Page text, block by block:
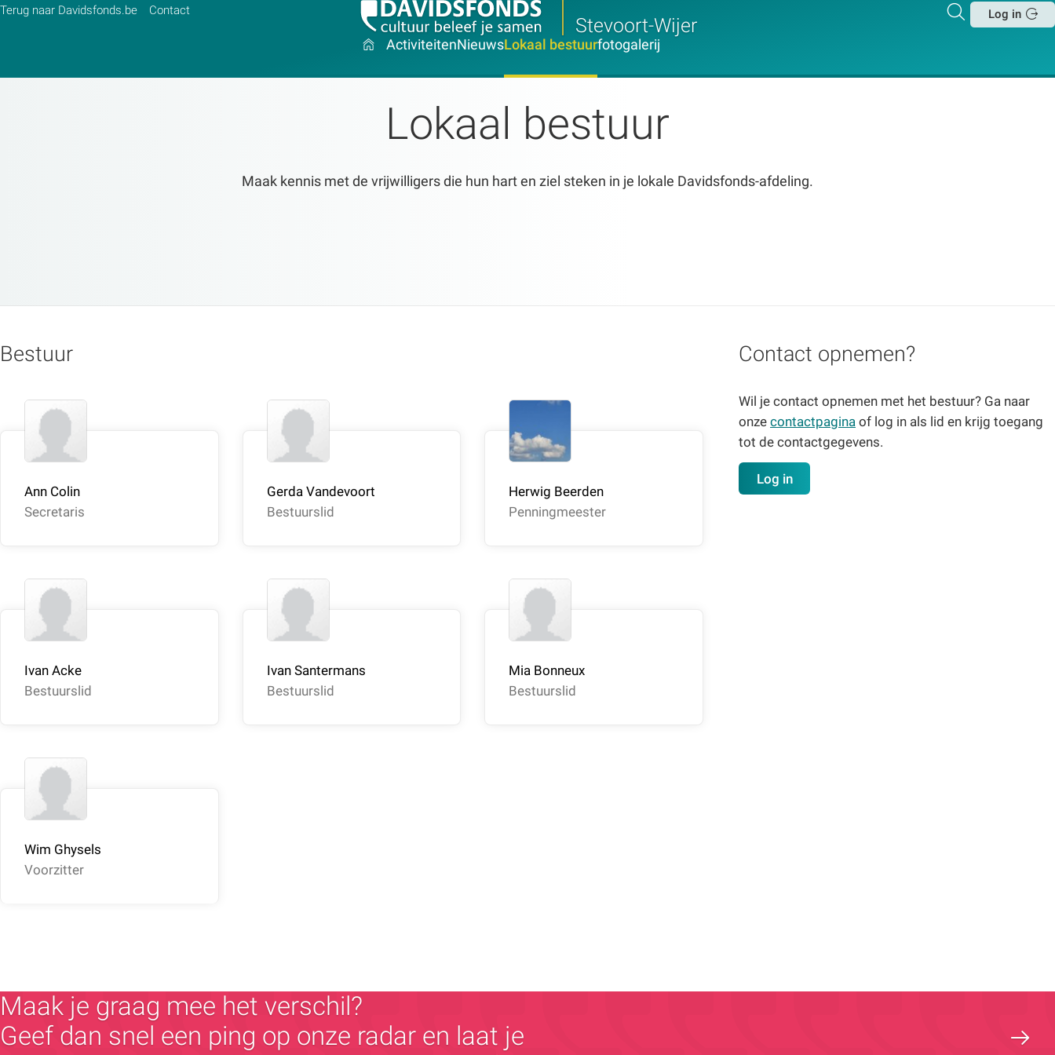
Terug naar Davidsfonds.be Contact
Stevoort-Wijer
Zoeken
Log in
ActiviteitenNieuwsLokaal bestuurfotogalerij
Lokaal bestuur
Maak kennis met de vrijwilligers die hun hart en ziel steken in je lokale Davidsfonds-afdeling.
Bestuur
Ann Colin
Secretaris
Gerda Vandevoort
Bestuurslid
Herwig Beerden
Penningmeester
Ivan Acke
Bestuurslid
Ivan Santermans
Bestuurslid
Mia Bonneux
Bestuurslid
Wim Ghysels
Voorzitter
Contact opnemen?
Wil je contact opnemen met het bestuur? Ga naar
onzecontactpagina of log in als lid en krijg toegang
tot de contactgegevens.
Log in
Maak je graag mee het verschil?
Geef dan snel een ping op onze radar en laat je